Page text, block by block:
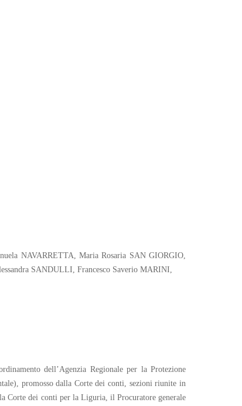
NAVARRETTA, Maria Rosaria SAN GIORGIO,
SANDULLI, Francesco Saverio MARINI,
dell’Agenzia Regionale per la Protezione
promosso dalla Corte dei conti, sezioni riunite in
Corte dei conti per la Liguria, il Procuratore generale